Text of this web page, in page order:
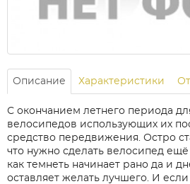
Описание Характеристики
С окончанием летнего периода
велосипедов использующих их
средство передвижения. Остро
что нужно сделать велосипед
как темнеть начинает рано да и
оставляет желать лучшего. И